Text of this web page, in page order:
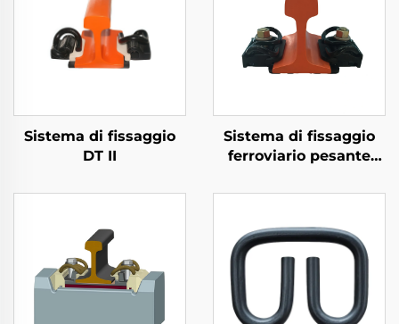
Sistema di fissaggio
DT II
Sistema di fissaggio
ferroviario pesante